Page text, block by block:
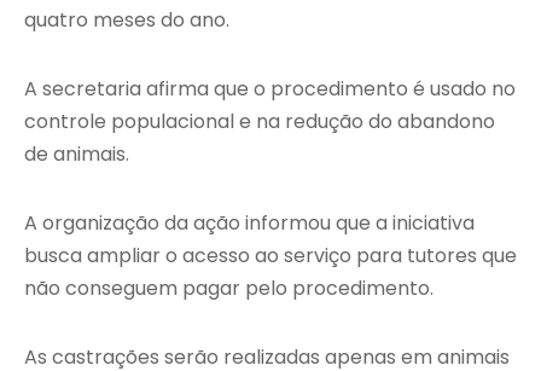
quatro meses do ano.
A secretaria afirma que o procedimento é usado no
controle populacional e na redução do abandono
de animais.
A organização da ação informou que a iniciativa
busca ampliar o acesso ao serviço para tutores que
não conseguem pagar pelo procedimento.
As castrações serão realizadas apenas em animais